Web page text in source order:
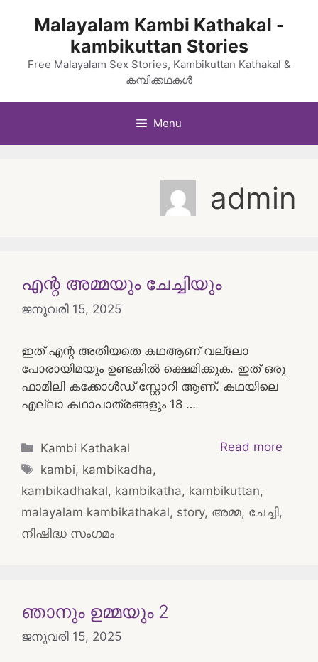
Malayalam Kambi Kathakal -
kambikuttan Stories
Free Malayalam Sex Stories, Kambikuttan Kathakal &
കമ്പിക്കഥകൾ
Menu
admin
എന്റ അമ്മയും ചേച്ചിയും
ജനുവരി 15, 2025
ഇത് എന്റ അതിയതെ കഥആണ് വല്ലോ
പോരായിമയും ഉണ്ടകിൽ ക്ഷെമിക്കുക. ഇത് ഒരു
ഫാമിലി കക്കോൾഡ് സ്റ്റോറി ആണ്. കഥയിലെ
എല്ലാ കഥാപാത്രങ്ങളും 18 …
Read more
Categories
Kambi Kathakal
Tags
kambi, kambikadha,
kambikadhakal, kambikatha, kambikuttan,
malayalam kambikathakal, story, അമ്മ, ചേച്ചി,
നിഷിദ്ധ സംഗമം
ഞാനും ഉമ്മയും 2
ജനുവരി 15, 2025